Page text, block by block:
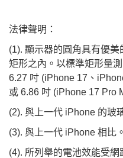
法律聲明：
(1). 顯示器的圓角具有優
矩形之內。以標準矩形量
6.27 吋 (iPhone 17、
或 6.86 吋 (iPhone 17 Pro
(2). 與上一代 iPhone 的玻
(3). 與上一代 iPhone 相比。
(4). 所列舉的電池效能受